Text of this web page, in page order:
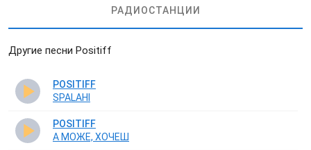
РАДИОСТАНЦИИ
Другие песни Positiff
POSITIFF
SPALAHI
POSITIFF
А МОЖЕ, ХОЧЕШ